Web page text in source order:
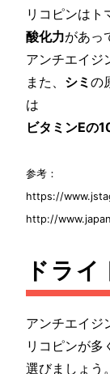
リコピンはト
酸化力があっ
アンチエイジ
また、 シミの
は
ビタミンEの
参考：
https://
http://
ドラ
アンチエイジ
リコピンが多
選びましょう。